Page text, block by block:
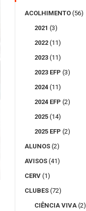
ACOLHIMENTO (56)
2021 (3)
2022 (11)
2023 (11)
2023 EFP (3)
2024 (11)
2024 EFP (2)
2025 (14)
2025 EFP (2)
ALUNOS (2)
AVISOS (41)
CERV (1)
CLUBES (72)
CIÊNCIA VIVA (2)